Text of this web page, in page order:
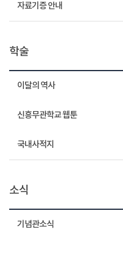
자료기증 안내
학술
이달의 역사
신흥무관학교 웹툰
국내사적지
소식
기념관소식